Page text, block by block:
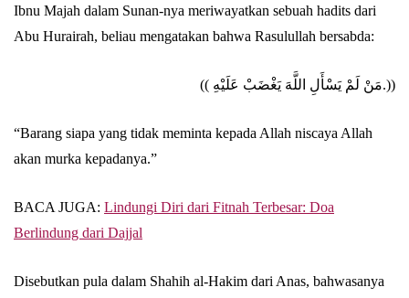
Ibnu Majah dalam Sunan-nya meriwayatkan sebuah hadits dari
Abu Hurairah, beliau mengatakan bahwa Rasulullah bersabda:
(( مَنْ لَمْ يَسْأَلِ اللَّهَ يَغْضَبْ عَلَيْهِ.))
“Barang siapa yang tidak meminta kepada Allah niscaya Allah
akan murka kepadanya.”
BACA JUGA: Lindungi Diri dari Fitnah Terbesar: Doa
Berlindung dari Dajjal
Disebutkan pula dalam Shahih al-Hakim dari Anas, bahwasanya